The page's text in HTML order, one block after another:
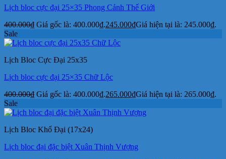
Lịch bloc cực đại 25×35 Phong Cảnh Thế Giới
400.000₫ Giá gốc là: 400.000₫.245.000₫Giá hiện tại là: 245.000₫.
Sale
Lịch Bloc Cực Đại 25x35
Lịch bloc cực đại 25×35 Chữ Lộc
400.000₫ Giá gốc là: 400.000₫.265.000₫Giá hiện tại là: 265.000₫.
Sale
Lịch Bloc Khổ Đại (17x24)
Lịch bloc đại đặc biệt Xuân Thịnh Vượng